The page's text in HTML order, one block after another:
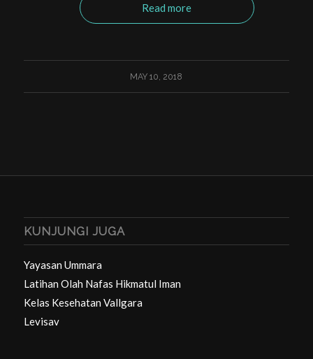
Read more
MAY 10, 2018
KUNJUNGI JUGA
Yayasan Ummara
Latihan Olah Nafas Hikmatul Iman
Kelas Kesehatan Vallgara
Levisav